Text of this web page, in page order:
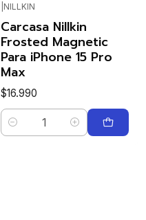
NILLKIN
Carcasa Nillkin
Frosted Magnetic
Para iPhone 15 Pro
Max
$16.990
Cantidad